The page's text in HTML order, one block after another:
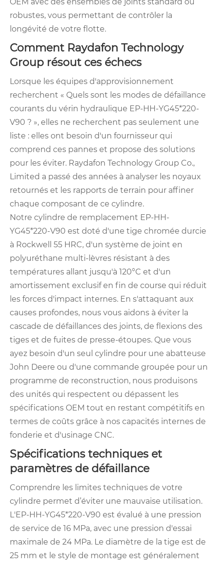
robustes, vous permettant de contrôler la
longévité de votre flotte.
Comment Raydafon Technology
Group résout ces échecs
Lorsque les équipes d'approvisionnement
recherchent « Quels sont les modes de défaillance
courants du vérin hydraulique EP-HH-YG45*220-
V90 ? », elles ne recherchent pas seulement une
liste : elles ont besoin d'un fournisseur qui
comprend ces pannes et propose des solutions
pour les éviter. Raydafon Technology Group Co.,
Limited a passé des années à analyser les noyaux
retournés et les rapports de terrain pour affiner
chaque composant de ce cylindre.
Notre cylindre de remplacement EP-HH-
YG45*220-V90 est doté d'une tige chromée durcie
à Rockwell 55 HRC, d'un système de joint en
polyuréthane multi-lèvres résistant à des
températures allant jusqu'à 120°C et d'un
amortissement exclusif en fin de course qui réduit
les forces d'impact internes. En s'attaquant aux
causes profondes, nous vous aidons à éviter la
cascade de défaillances des joints, de flexions des
tiges et de fuites de presse-étoupes. Que vous
ayez besoin d'un seul cylindre pour une abatteuse
John Deere ou d'une commande groupée pour un
programme de reconstruction, nous produisons
des unités qui respectent ou dépassent les
spécifications OEM tout en restant compétitifs en
termes de coûts grâce à nos capacités internes de
fonderie et d'usinage CNC.
Spécifications techniques et
paramètres de défaillance
Comprendre les limites techniques de votre
cylindre permet d’éviter une mauvaise utilisation.
L'EP-HH-YG45*220-V90 est évalué à une pression
de service de 16 MPa, avec une pression d'essai
maximale de 24 MPa. Le diamètre de la tige est de
25 mm et le style de montage est généralement